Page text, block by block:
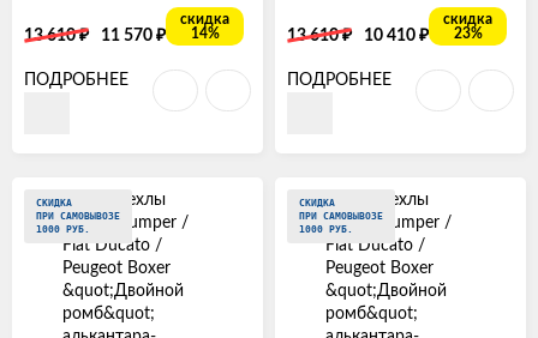
13 610₽ 11 570 ₽
скидка
14%
ПОДРОБНЕЕ
13 610₽ 10 410 ₽
скидка
23%
ПОДРОБНЕЕ
СКИДКА
ПРИ САМОВЫВОЗЕ
1000 РУБ.
СКИДКА
ПРИ САМОВЫВОЗЕ
1000 РУБ.